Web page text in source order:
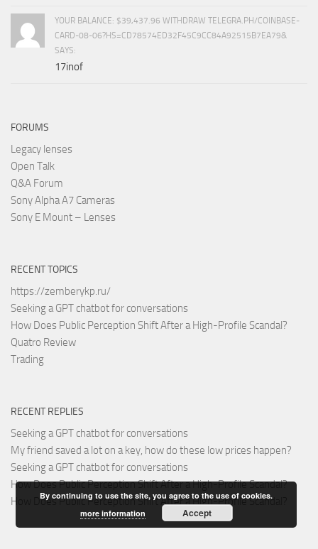
YOUR BALANCE: $39,437.96 WITHDRAW TELEGRA.PH/COINBASE-
CARD-08-06?HS=CD78574ED32F45C9CC84A92515B7EA79&
SAYS:
17inof
FORUMS
Legacy lenses
Open Talk
Q&A Forum
Sony Alpha A7 Cameras
Sony E Mount – Lenses
RECENT TOPICS
https://zemberykp.ru/
Seeking a GPT chatbot for conversations
How Does Public Perception Shift After a High-Profile Scandal?
Quatro Review
Trading
RECENT REPLIES
Seeking a GPT chatbot for conversations
My friend saved a lot on a key, how do these low prices happen?
Seeking a GPT chatbot for conversations
How Does Public Perception Shift After a High-Profile Scandal?
How Does Public Perception Shift After a High-Profile Scandal?
By continuing to use the site, you agree to the use of cookies.
more information
Accept